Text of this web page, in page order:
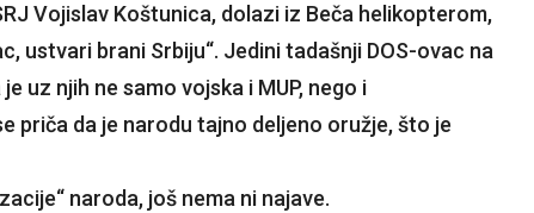
Vojislav Koštunica, dolazi iz Beča helikopterom,
ustvari brani Srbiju“. Jedini tadašnji DOS-ovac na
uz njih ne samo vojska i MUP, nego i
priča da je narodu tajno deljeno oružje, što je
naroda, još nema ni najave.